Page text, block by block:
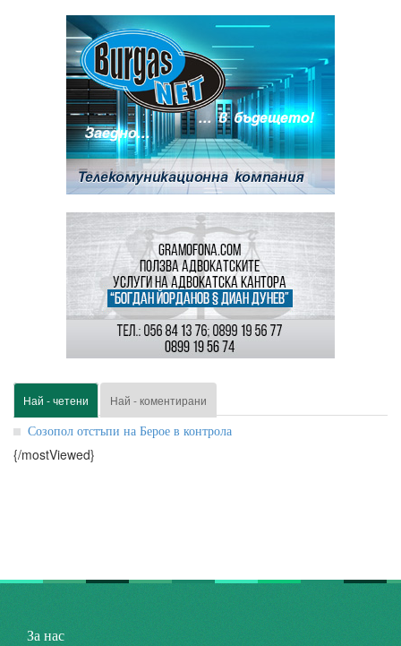
Най - четени Най - коментирани
Созопол отстъпи на Берое в контрола
{/mostViewed}
За нас